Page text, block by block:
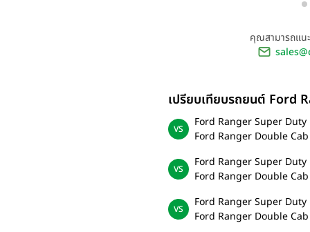
คุณสามารถแน
เปรียบเทียบรถยนต์ Ford
Ford Ranger Super Duty
Ford Ranger Double
Ford Ranger Super Duty
Ford Ranger Double
Ford Ranger Super Duty
Ford Ranger Double